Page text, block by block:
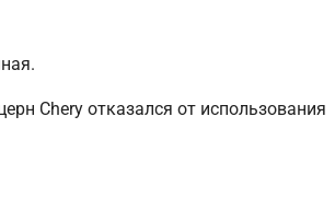
Chery отказался от использования